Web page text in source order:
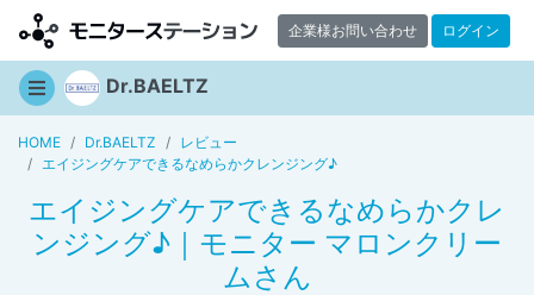
企業様お問い合わせ ログイン
Dr.BAELTZ
HOME Dr.BAELTZ
レビュー
エイジングケアできるなめらかクレンジング♪
エイジングケアできるなめらかクレ
ンジング♪｜モニター マロンクリー
ムさん